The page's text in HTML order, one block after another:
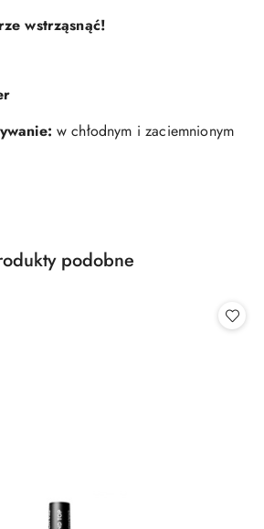
wstrząsnąć!
w chłodnym i zaciemnionym
produktówpodobne